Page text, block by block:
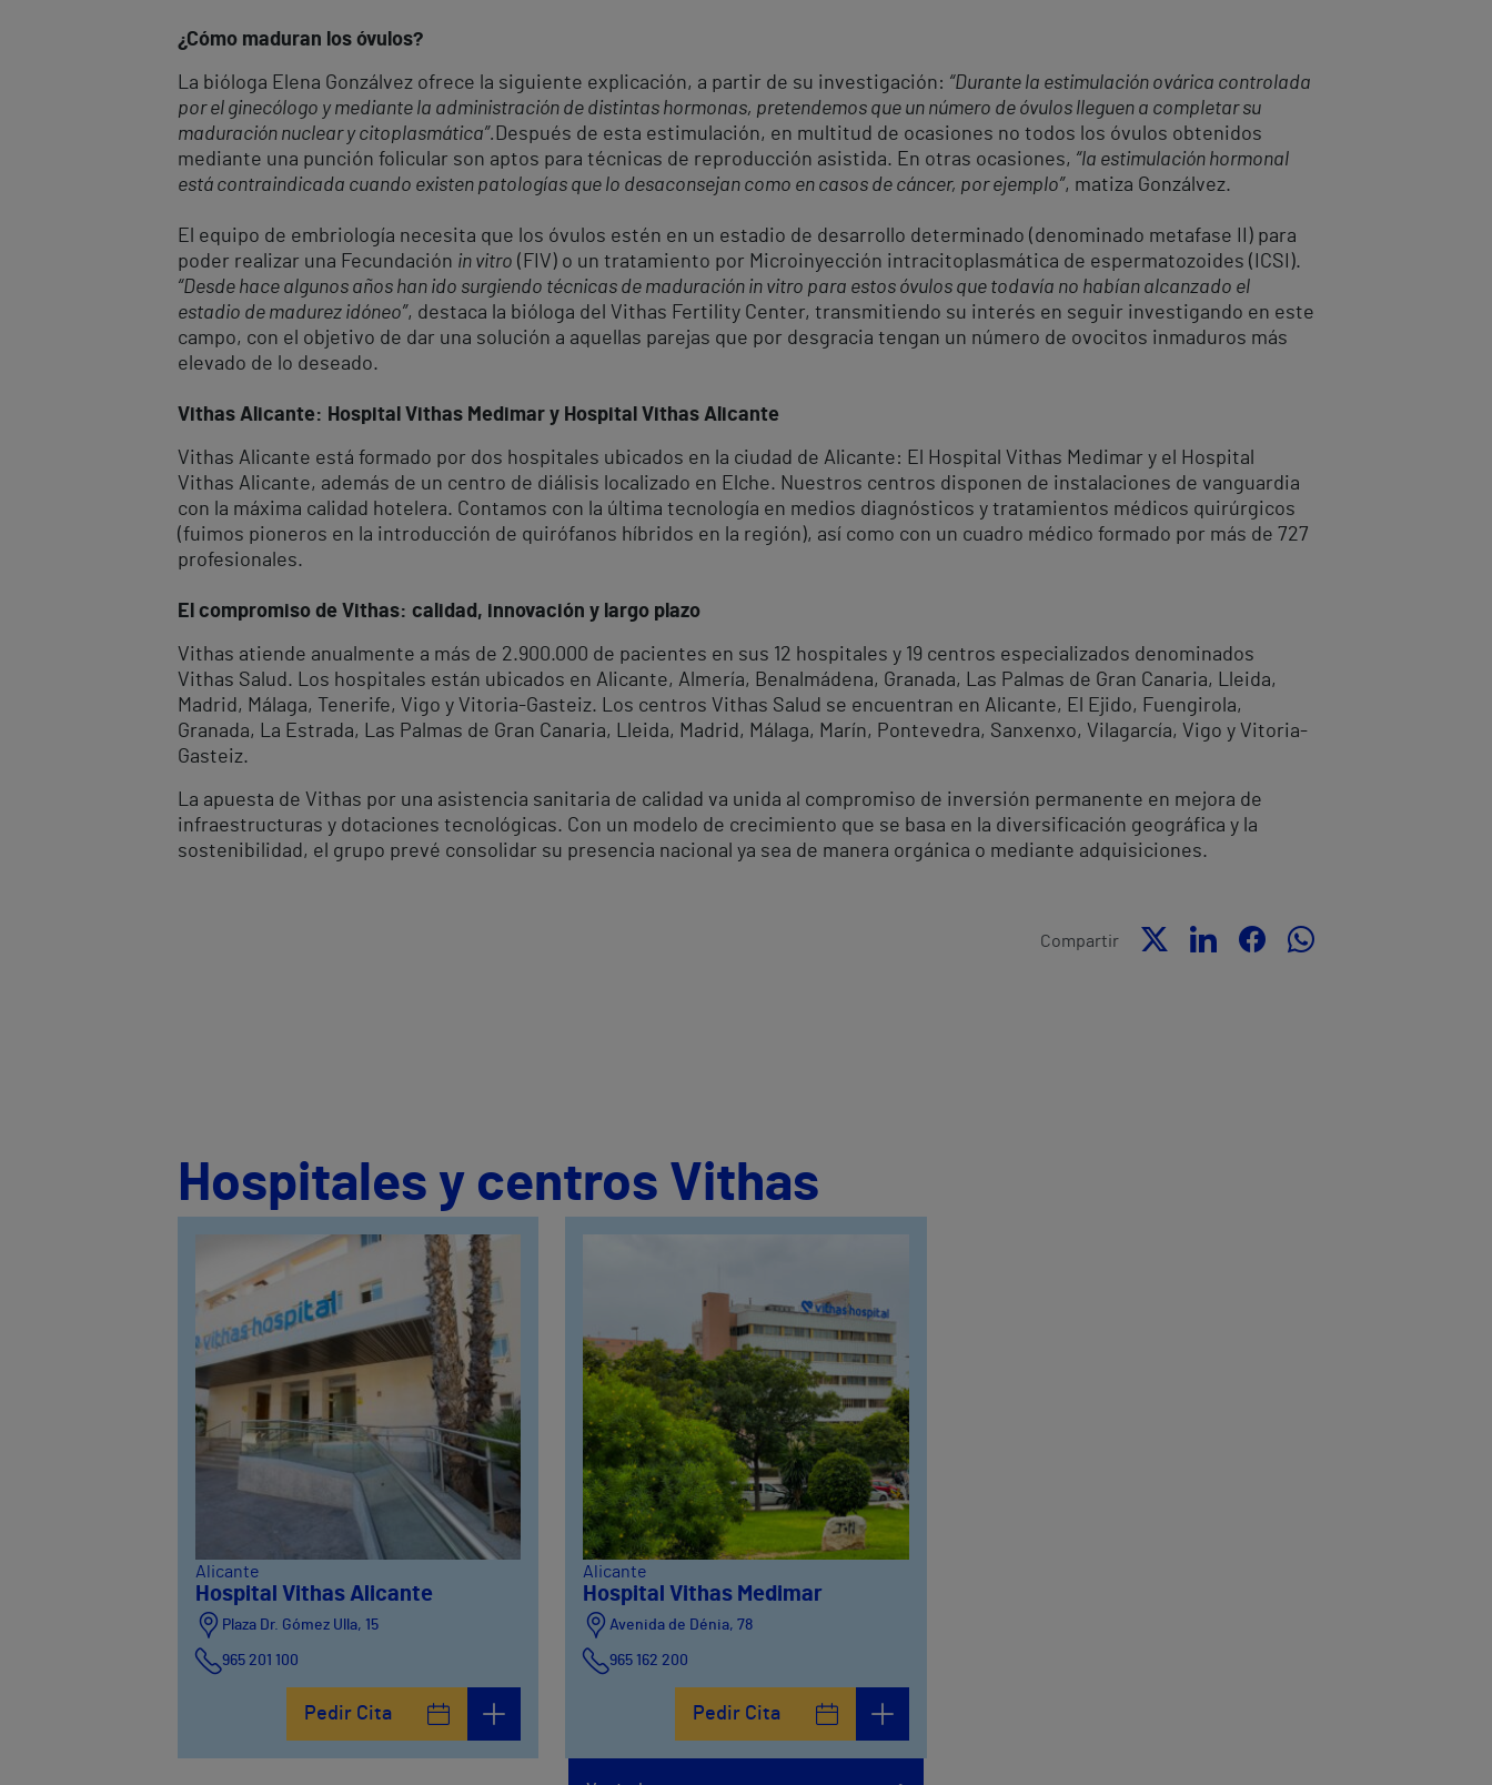
¿Cómo maduran los óvulos?
La bióloga Elena Gonzálvez ofrece la siguiente explicación, a partir de su investigación: “Durante la estimulación ovárica controlada
por el ginecólogo y mediante la administración de distintas hormonas, pretendemos que un número de óvulos lleguen a completar su
maduración nuclear y citoplasmática”. Después de esta estimulación, en multitud de ocasiones no todos los óvulos obtenidos
mediante una punción folicular son aptos para técnicas de reproducción asistida. En otras ocasiones, “la estimulación hormonal
está contraindicada cuando existen patologías que lo desaconsejan como en casos de cáncer, por ejemplo”, matiza Gonzálvez.
El equipo de embriología necesita que los óvulos estén en un estadio de desarrollo determinado (denominado metafase II) para
poder realizar una Fecundación in vitro (FIV) o un tratamiento por Microinyección intracitoplasmática de espermatozoides (ICSI).
“Desde hace algunos años han ido surgiendo técnicas de maduración in vitro para estos óvulos que todavía no habían alcanzado el
estadio de madurez idóneo”, destaca la bióloga del Vithas Fertility Center, transmitiendo su interés en seguir investigando en este
campo, con el objetivo de dar una solución a aquellas parejas que por desgracia tengan un número de ovocitos inmaduros más
elevado de lo deseado.
Vithas Alicante: Hospital Vithas Medimar y Hospital Vithas Alicante
Vithas Alicante está formado por dos hospitales ubicados en la ciudad de Alicante: El Hospital Vithas Medimar y el Hospital
Vithas Alicante, además de un centro de diálisis localizado en Elche. Nuestros centros disponen de instalaciones de vanguardia
con la máxima calidad hotelera. Contamos con la última tecnología en medios diagnósticos y tratamientos médicos quirúrgicos
(fuimos pioneros en la introducción de quirófanos híbridos en la región), así como con un cuadro médico formado por más de 727
profesionales.
El compromiso de Vithas: calidad, innovación y largo plazo
Vithas atiende anualmente a más de 2.900.000 de pacientes en sus 12 hospitales y 19 centros especializados denominados
Vithas Salud. Los hospitales están ubicados en Alicante, Almería, Benalmádena, Granada, Las Palmas de Gran Canaria, Lleida,
Madrid, Málaga, Tenerife, Vigo y Vitoria-Gasteiz. Los centros Vithas Salud se encuentran en Alicante, El Ejido, Fuengirola,
Granada, La Estrada, Las Palmas de Gran Canaria, Lleida, Madrid, Málaga, Marín, Pontevedra, Sanxenxo, Vilagarcía, Vigo y Vitoria-
Gasteiz.
La apuesta de Vithas por una asistencia sanitaria de calidad va unida al compromiso de inversión permanente en mejora de
infraestructuras y dotaciones tecnológicas. Con un modelo de crecimiento que se basa en la diversificación geográfica y la
sostenibilidad, el grupo prevé consolidar su presencia nacional ya sea de manera orgánica o mediante adquisiciones.
Compartir
Hospitales y centros Vithas
Alicante
Hospital Vithas Alicante
Plaza Dr. Gómez Ulla, 15
965 201 100
Pedir Cita
Alicante
Hospital Vithas Medimar
Avenida de Dénia, 78
965 162 200
Pedir Cita